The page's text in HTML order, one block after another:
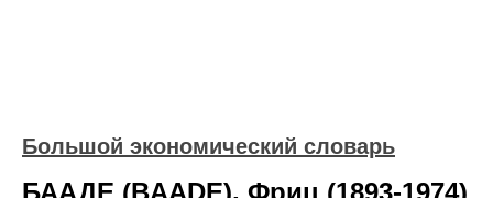
Большой экономический словарь
БААДЕ (BAADE), Фриц (1893-1974)